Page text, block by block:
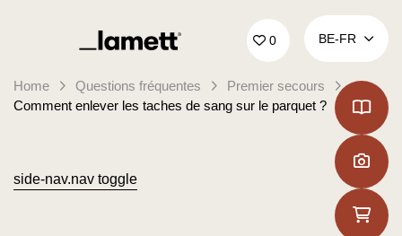
Retour à la page d'accueil 0 BE‑FR
Home Questions fréquentes
Premier secours
Comment enlever les taches de sang sur le parquet ?
side-nav.nav toggle